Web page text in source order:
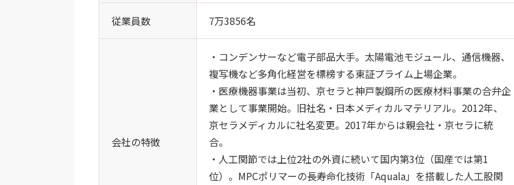
従業員数 7万3856名
会社の特徴
・コンデンサーなど電子部品大手。太陽電池モジュール、通信機器、
複写機など多角化経営を標榜する東証プライム上場企業。
・医療機器事業は当初、京セラと神戸製鋼所の医療材料事業の合弁企
業として事業開始。旧社名・日本メディカルマテリアル。2012年、
京セラメディカルに社名変更。2017年からは親会社・京セラに統
合。
・人工関節では上位2社の外資に続いて国内第3位（国産では第1
位）。MPCポリマーの長寿命化技術「Aquala」を搭載した人工股関